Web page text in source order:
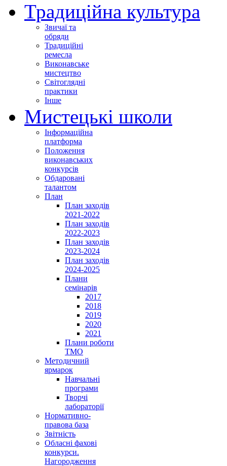
Традиційна культура
Звичаї та
обряди
Традиційні
ремесла
Виконавське
мистецтво
Світоглядні
практики
Інше
Мистецькі школи
Інформаційна
платформа
Положення
виконавських
конкурсів
Обдаровані
талантом
План
План заходів
2021-2022
План заходів
2022-2023
План заходів
2023-2024
План заходів
2024-2025
Плани
семінарів
2017
2018
2019
2020
2021
Плани роботи
ТМО
Методичний
ярмарок
Навчальні
програми
Творчі
лабораторії
Нормативно-
правова база
Звітність
Обласні фахові
конкурси.
Нагородження